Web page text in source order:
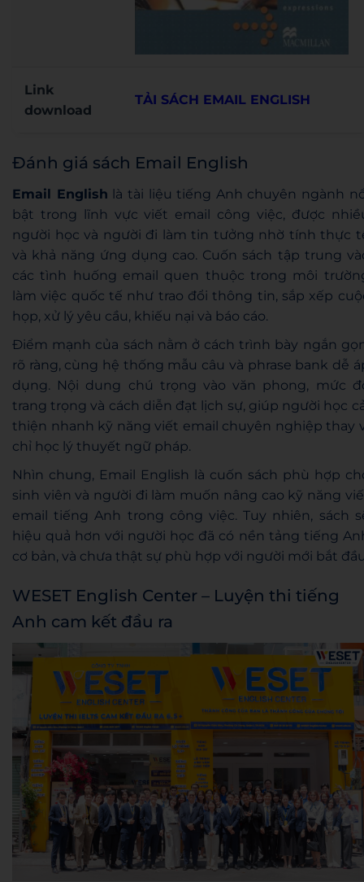
Link
download
TẢI SÁCH EMAIL ENGLISH
Đánh giá sách Email English
Email English là tài liệu tiếng Anh chuyên ngành
bật trong lĩnh vực viết email công việc, được
người học và người đi làm tin tưởng nhờ tính thực
và khả năng ứng dụng cao. Cuốn sách tập trung
các tình huống email quen thuộc trong môi
làm việc quốc tế như trao đổi thông tin, sắp xếp
họp, xử lý yêu cầu, khiếu nại và báo cáo.
Điểm mạnh của sách nằm ở cách trình bày ngắn
rõ ràng, cùng hệ thống mẫu câu và phrase bank dễ
dụng. Nội dung chú trọng vào văn phong, mức
trang trọng và cách diễn đạt lịch sự, giúp người học
thiện nhanh kỹ năng viết email chuyên nghiệp thay
chỉ học lý thuyết ngữ pháp.
Nhìn chung, Email English là cuốn sách phù hợp
sinh viên và người đi làm muốn nâng cao kỹ năng
email tiếng Anh trong công việc. Tuy nhiên, sách
hiệu quả hơn với người học đã có nền tảng tiếng
cơ bản, và chưa thật sự phù hợp với người mới bắt
WESET English Center – Luyện thi tiếng
Anh cam kết đầu ra